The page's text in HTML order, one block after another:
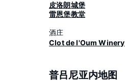
皮洛朗城堡
雷恩堡教堂
酒庄
Clot de l'Oum Winery
普吕尼亚内地图